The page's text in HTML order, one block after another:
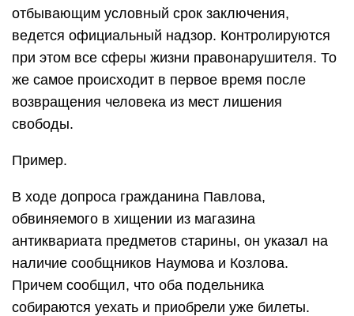
отбывающим условный срок заключения,
ведется официальный надзор. Контролируются
при этом все сферы жизни правонарушителя. То
же самое происходит в первое время после
возвращения человека из мест лишения
свободы.
Пример.
В ходе допроса гражданина Павлова,
обвиняемого в хищении из магазина
антиквариата предметов старины, он указал на
наличие сообщников Наумова и Козлова.
Причем сообщил, что оба подельника
собираются уехать и приобрели уже билеты.